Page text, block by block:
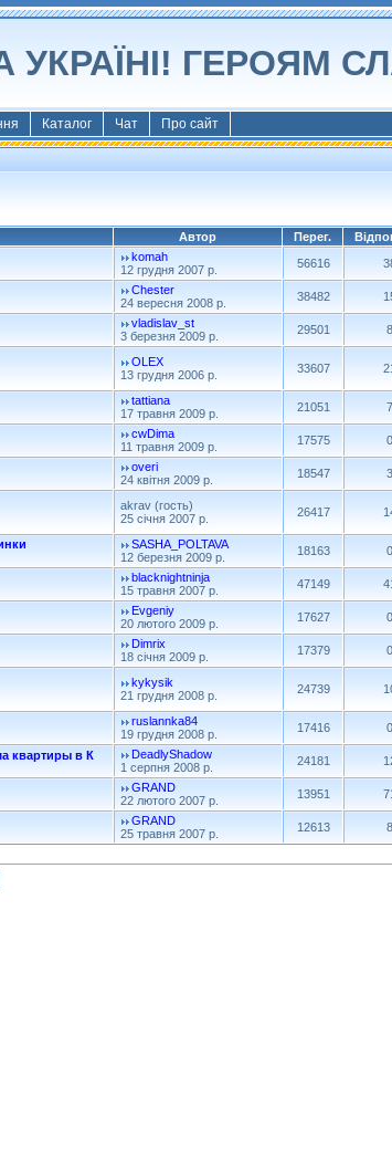
УКРАЇНІ! ГЕРОЯМ
Каталог Чат Про сайт
Автор Перег.
komah
12 грудня 2007 р.
56616
Chester
24 вересня 2008 р.
38482
vladislav_st
3 березня 2009 р.
29501 8
OLEX
13 грудня 2006 р.
33607
tattiana
17 травня 2009 р.
21051 7
cwDima
11 травня 2009 р.
17575 0
overi
24 квітня 2009 р.
18547 3
akrav (гость)
25 січня 2007 р.
26417
SASHA_POLTAVA
12 березня 2009 р.
18163 0
blacknightninja
15 травня 2007 р.
47149
Evgeniy
20 лютого 2009 р.
17627 0
Dimrix
18 січня 2009 р.
17379 0
kykysik
21 грудня 2008 р.
24739
ruslannka84
19 грудня 2008 р.
17416 0
квартиры в К
DeadlyShadow
1 серпня 2008 р.
24181
GRAND
22 лютого 2007 р.
13951
GRAND
25 травня 2007 р.
12613 8